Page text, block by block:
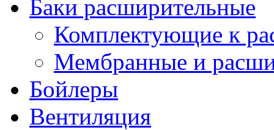
Баки расширительные
Комплектующие к
Мембранные и
Бойлеры
Вентиляция